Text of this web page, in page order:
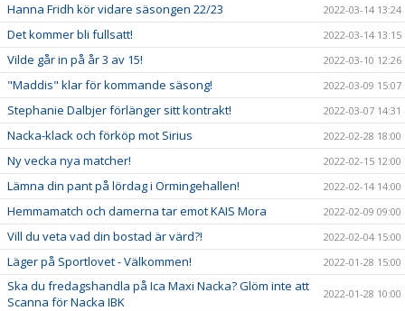
Hanna Fridh kör vidare säsongen 22/23 2022-03-14 13:24
Det kommer bli fullsatt! 2022-03-14 13:15
Vilde går in på år 3 av 15! 2022-03-10 12:26
"Maddis" klar för kommande säsong! 2022-03-09 15:07
Stephanie Dalbjer förlänger sitt kontrakt! 2022-03-07 14:31
Nacka-klack och förköp mot Sirius 2022-02-28 18:00
Ny vecka nya matcher! 2022-02-15 12:00
Lämna din pant på lördag i Ormingehallen! 2022-02-14 14:00
Hemmamatch och damerna tar emot KAIS Mora 2022-02-09 09:00
Vill du veta vad din bostad är värd?! 2022-02-04 15:00
Läger på Sportlovet - Välkommen! 2022-01-28 15:00
Ska du fredagshandla på Ica Maxi Nacka? Glöm inte att
Scanna för Nacka IBK
2022-01-28 10:00